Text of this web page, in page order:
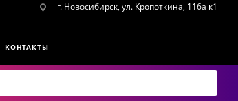
г. Новосибирск, ул. Кропоткина, 116а к1
КОНТАКТЫ